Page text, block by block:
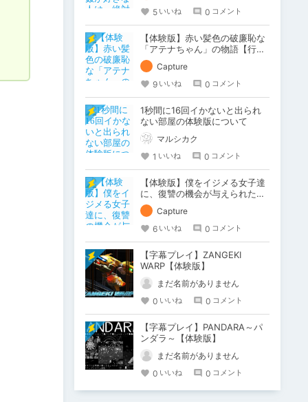
5 いいね 0 コメント
【体験版】赤い髪色の破廉恥な
「アテナちゃん」の物語【行動
記録】
Capture
9 いいね 0 コメント
1秒間に16回イかないと出られ
ない部屋の体験版について
マルシカク
1 いいね 0 コメント
【体験版】僕をイジメる女子達
に、復讐の機会が与えられた
ら……！【行動記録】
Capture
6 いいね 0 コメント
【字幕プレイ】ZANGEKI
WARP【体験版】
まだ名前がありません
0 いいね 0 コメント
【字幕プレイ】PANDARA～パ
ンダラ～【体験版】
まだ名前がありません
0 いいね 0 コメント